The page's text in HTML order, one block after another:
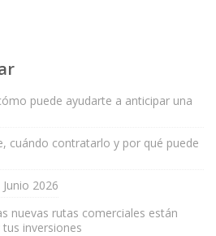
puede ayudarte a anticipar una
cuándo contratarlo y por qué puede
2026
nuevas rutas comerciales están
inversiones